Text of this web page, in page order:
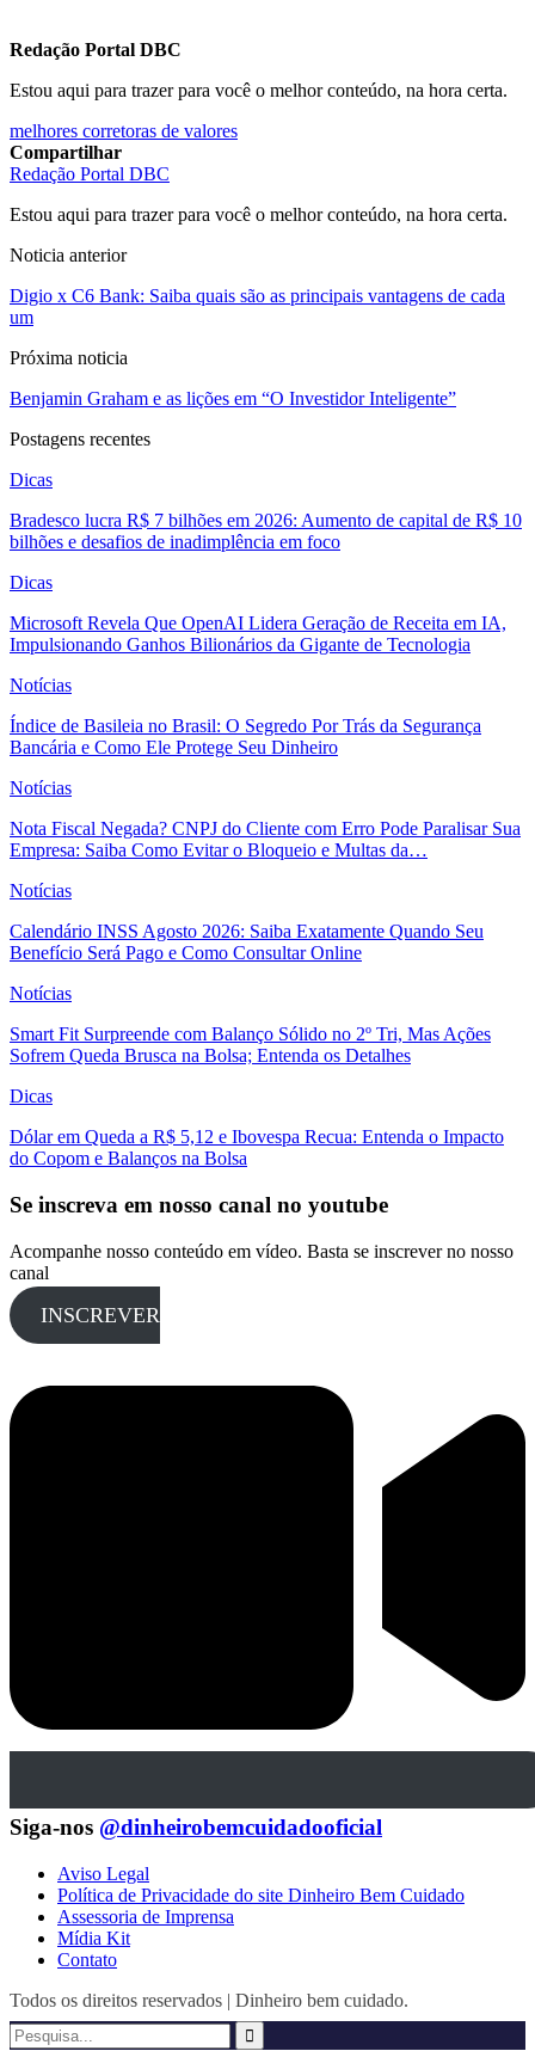
Redação Portal DBC
Estou aqui para trazer para você o melhor conteúdo, na hora certa.
melhores corretoras de valores
Compartilhar
Redação Portal DBC
Estou aqui para trazer para você o melhor conteúdo, na hora certa.
Noticia anterior
Digio x C6 Bank: Saiba quais são as principais vantagens de cada
um
Próxima noticia
Benjamin Graham e as lições em “O Investidor Inteligente”
Postagens recentes
Dicas
Bradesco lucra R$ 7 bilhões em 2026: Aumento de capital de R$ 10
bilhões e desafios de inadimplência em foco
Dicas
Microsoft Revela Que OpenAI Lidera Geração de Receita em IA,
Impulsionando Ganhos Bilionários da Gigante de Tecnologia
Notícias
Índice de Basileia no Brasil: O Segredo Por Trás da Segurança
Bancária e Como Ele Protege Seu Dinheiro
Notícias
Nota Fiscal Negada? CNPJ do Cliente com Erro Pode Paralisar Sua
Empresa: Saiba Como Evitar o Bloqueio e Multas da…
Notícias
Calendário INSS Agosto 2026: Saiba Exatamente Quando Seu
Benefício Será Pago e Como Consultar Online
Notícias
Smart Fit Surpreende com Balanço Sólido no 2º Tri, Mas Ações
Sofrem Queda Brusca na Bolsa; Entenda os Detalhes
Dicas
Dólar em Queda a R$ 5,12 e Ibovespa Recua: Entenda o Impacto
do Copom e Balanços na Bolsa
Se inscreva em nosso canal no youtube
Acompanhe nosso conteúdo em vídeo. Basta se inscrever no nosso
canal
INSCREVER
Siga-nos @dinheirobemcuidadooficial
Aviso Legal
Política de Privacidade do site Dinheiro Bem Cuidado
Assessoria de Imprensa
Mídia Kit
Contato
Todos os direitos reservados | Dinheiro bem cuidado.